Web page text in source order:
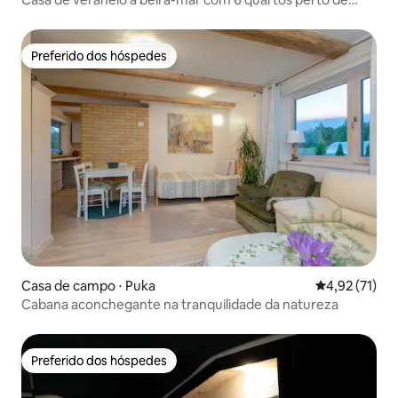
Preferido dos hóspedes
Preferido dos hóspedes
Casa de campo ⋅ Puka 4,92 de uma
4,92 (71)
Cabana aconchegante na tranquilidade da natureza
Preferido dos hóspedes
Preferido dos hóspedes